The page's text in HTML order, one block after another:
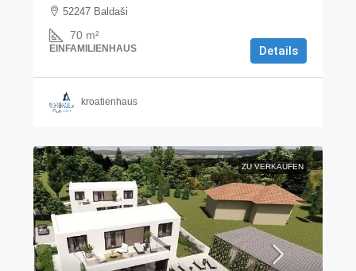
52247 Baldaši
70 m²
EINFAMILIENHAUS Details
kroatienhaus
ZU VERKAUFEN